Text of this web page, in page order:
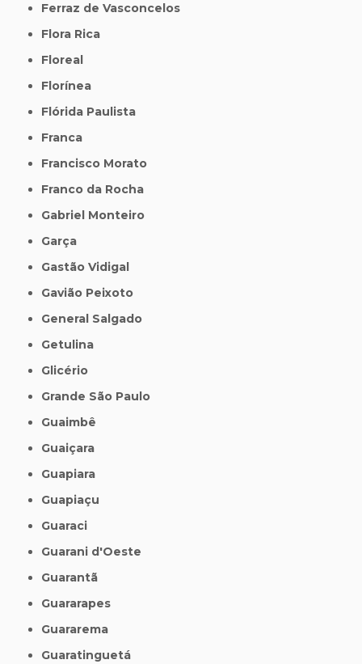
Ferraz de Vasconcelos
Flora Rica
Floreal
Florínea
Flórida Paulista
Franca
Francisco Morato
Franco da Rocha
Gabriel Monteiro
Garça
Gastão Vidigal
Gavião Peixoto
General Salgado
Getulina
Glicério
Grande São Paulo
Guaimbê
Guaiçara
Guapiara
Guapiaçu
Guaraci
Guarani d'Oeste
Guarantã
Guararapes
Guararema
Guaratinguetá